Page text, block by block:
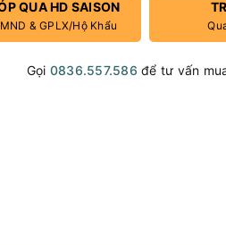
QUA HD SAISON
& GPLX/Hộ Khẩu
Gọi 0836.557.586 để tư vấn